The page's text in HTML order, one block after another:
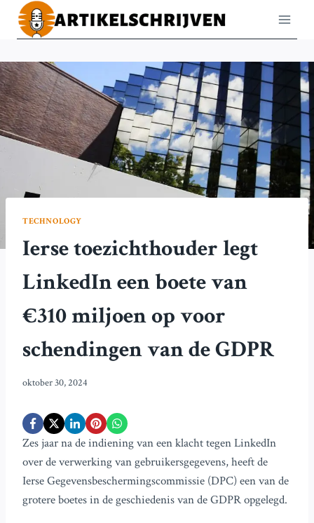
Doorgaan
naar
TECHNOLOGY
Ierse toezichthouder legt
LinkedIn een boete van
€310 miljoen op voor
schendingen van de GDPR
oktober 30, 2024
Zes jaar na de indiening van een klacht tegen LinkedIn
over de verwerking van gebruikersgegevens, heeft de
Ierse Gegevensbeschermingscommissie (DPC) een van de
grotere boetes in de geschiedenis van de GDPR opgelegd.